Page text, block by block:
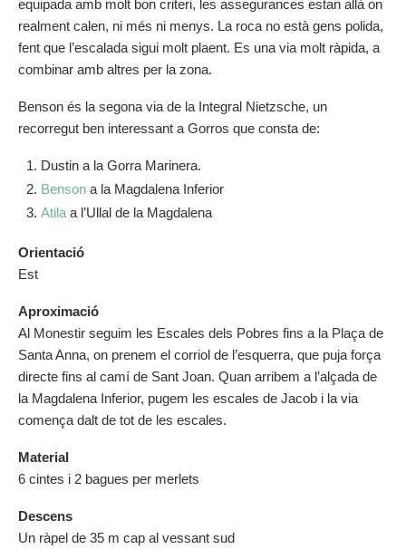
equipada amb molt bon criteri, les assegurances estan allà on
realment calen, ni més ni menys. La roca no està gens polida,
fent que l’escalada sigui molt plaent. Es una via molt ràpida, a
combinar amb altres per la zona.
Benson és la segona via de la Integral Nietzsche, un
recorregut ben interessant a Gorros que consta de:
Dustin a la Gorra Marinera.
Benson a la Magdalena Inferior
Atila a l’Ullal de la Magdalena
Orientació
Est
Aproximació
Al Monestir seguim les Escales dels Pobres fins a la Plaça de
Santa Anna, on prenem el corriol de l’esquerra, que puja força
directe fins al camí de Sant Joan. Quan arribem a l’alçada de
la Magdalena Inferior, pugem les escales de Jacob i la via
comença dalt de tot de les escales.
Material
6 cintes i 2 bagues per merlets
Descens
Un ràpel de 35 m cap al vessant sud